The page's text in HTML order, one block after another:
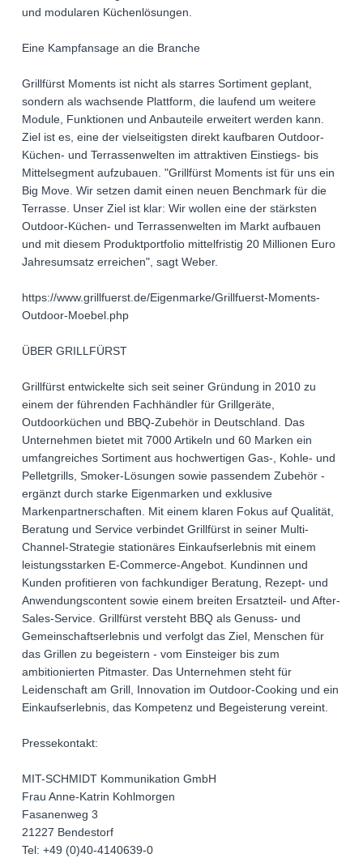
und modularen Küchenlösungen.
Eine Kampfansage an die Branche
Grillfürst Moments ist nicht als starres Sortiment geplant,
sondern als wachsende Plattform, die laufend um weitere
Module, Funktionen und Anbauteile erweitert werden kann.
Ziel ist es, eine der vielseitigsten direkt kaufbaren Outdoor-
Küchen- und Terrassenwelten im attraktiven Einstiegs- bis
Mittelsegment aufzubauen. "Grillfürst Moments ist für uns ein
Big Move. Wir setzen damit einen neuen Benchmark für die
Terrasse. Unser Ziel ist klar: Wir wollen eine der stärksten
Outdoor-Küchen- und Terrassenwelten im Markt aufbauen
und mit diesem Produktportfolio mittelfristig 20 Millionen Euro
Jahresumsatz erreichen", sagt Weber.
https://www.grillfuerst.de/Eigenmarke/Grillfuerst-Moments-
Outdoor-Moebel.php
ÜBER GRILLFÜRST
Grillfürst entwickelte sich seit seiner Gründung in 2010 zu
einem der führenden Fachhändler für Grillgeräte,
Outdoorküchen und BBQ-Zubehör in Deutschland. Das
Unternehmen bietet mit 7000 Artikeln und 60 Marken ein
umfangreiches Sortiment aus hochwertigen Gas-, Kohle- und
Pelletgrills, Smoker-Lösungen sowie passendem Zubehör -
ergänzt durch starke Eigenmarken und exklusive
Markenpartnerschaften. Mit einem klaren Fokus auf Qualität,
Beratung und Service verbindet Grillfürst in seiner Multi-
Channel-Strategie stationäres Einkaufserlebnis mit einem
leistungsstarken E-Commerce-Angebot. Kundinnen und
Kunden profitieren von fachkundiger Beratung, Rezept- und
Anwendungscontent sowie einem breiten Ersatzteil- und After-
Sales-Service. Grillfürst versteht BBQ als Genuss- und
Gemeinschaftserlebnis und verfolgt das Ziel, Menschen für
das Grillen zu begeistern - vom Einsteiger bis zum
ambitionierten Pitmaster. Das Unternehmen steht für
Leidenschaft am Grill, Innovation im Outdoor-Cooking und ein
Einkaufserlebnis, das Kompetenz und Begeisterung vereint.
Pressekontakt:
MIT-SCHMIDT Kommunikation GmbH
Frau Anne-Katrin Kohlmorgen
Fasanenweg 3
21227 Bendestorf
Tel: +49 (0)40-4140639-0